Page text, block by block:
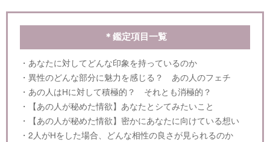
＊鑑定項目一覧
・あなたに対してどんな印象を持っているのか
・異性のどんな部分に魅力を感じる？ あの人のフェチ
・あの人はHに対して積極的？ それとも消極的？
・【あの人が秘めた情欲】あなたとシてみたいこと
・【あの人が秘めた情欲】密かにあなたに向けている想い
・2人がHをした場合、どんな相性の良さが見られるのか